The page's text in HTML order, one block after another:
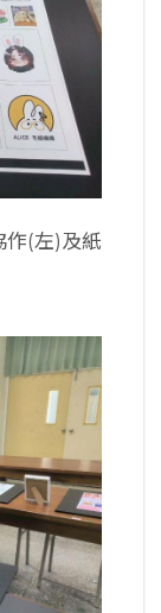
作(左)及紙